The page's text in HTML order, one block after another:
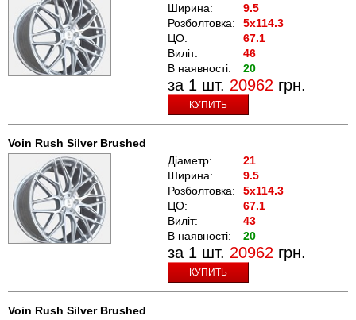
Ширина:
9.5
Розболтовка:
5x114.3
ЦО:
67.1
Виліт:
46
В наявності:
20
за 1 шт. 20962 грн.
КУПИТЬ
Voin Rush Silver Brushed
Діаметр:
21
Ширина:
9.5
Розболтовка:
5x114.3
ЦО:
67.1
Виліт:
43
В наявності:
20
за 1 шт. 20962 грн.
КУПИТЬ
Voin Rush Silver Brushed